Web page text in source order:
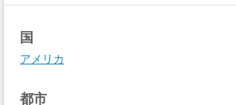
国
アメリカ
都市